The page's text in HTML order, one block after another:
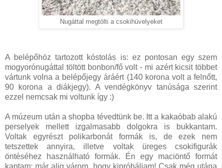
Nugáttal megtölti a csokihüvelyeket
A belépőhöz tartozott kóstolás is: ez pontosan egy szem
mogyorónugáttal töltött bonbon/fő volt - mi azért kicsit többet
vártunk volna a belépőjegy áráért (140 korona volt a felnőtt,
90 korona a diákjegy). A vendégkönyv tanúsága szerint
ezzel nemcsak mi voltunk így :)
A múzeum után a shopba tévedtünk be. Itt a kakaóbab alakú
perselyek mellett izgalmasabb dolgokra is bukkantam.
Voltak egyrészt polikarbonát formák is, de ezek nem
tetszettek annyira, illetve voltak üreges csokifigurák
öntéséhez használható formák. Én egy maciöntő formát
kaptam: már alig várom, hogy kipróbáljam! Csak még utána